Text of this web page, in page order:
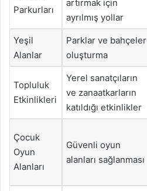
Parkurları
artırmak için
ayrılmış yollar
Yeşil
Alanlar
Parklar ve bahçeler
oluşturma
Topluluk
Etkinlikleri
Yerel sanatçıların
ve zanaatkarların
katıldığı etkinlikler
Çocuk
Oyun
Alanları
Güvenli oyun
alanları sağlanması